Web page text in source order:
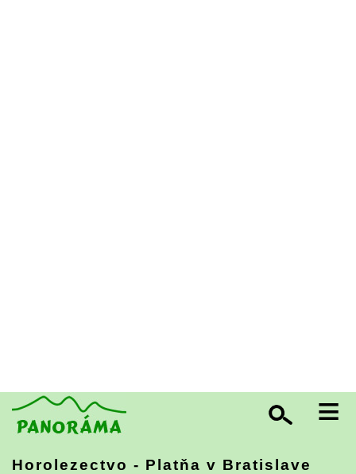
≡
Horolezectvo - Platňa v Bratislave